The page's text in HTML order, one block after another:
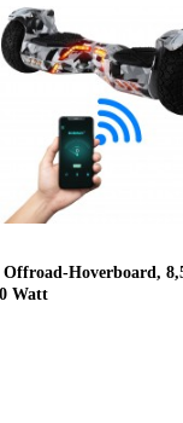
Offroad-Hoverboard,
Watt